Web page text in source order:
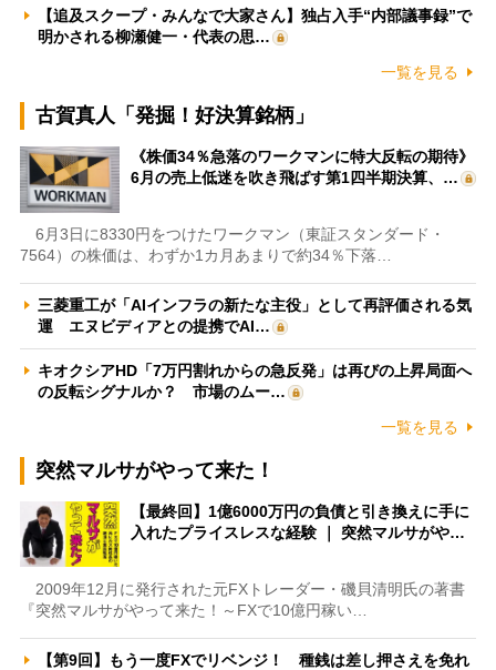
【追及スクープ・みんなで大家さん】独占入手“内部議事録”で
明かされる柳瀬健一・代表の思…
一覧を見る
古賀真人「発掘！好決算銘柄」
《株価34％急落のワークマンに特大反転の期待》
6月の売上低迷を吹き飛ばす第1四半期決算、…
6月3日に8330円をつけたワークマン（東証スタンダード・
7564）の株価は、わずか1カ月あまりで約34％下落…
三菱重工が「AIインフラの新たな主役」として再評価される気
運 エヌビディアとの提携でAI…
キオクシアHD「7万円割れからの急反発」は再びの上昇局面へ
の反転シグナルか？ 市場のムー…
一覧を見る
突然マルサがやって来た！
【最終回】1億6000万円の負債と引き換えに手に
入れたプライスレスな経験 ｜ 突然マルサがや…
2009年12月に発行された元FXトレーダー・磯貝清明氏の著書
『突然マルサがやって来た！～FXで10億円稼い…
【第9回】もう一度FXでリベンジ！ 種銭は差し押さえを免れ